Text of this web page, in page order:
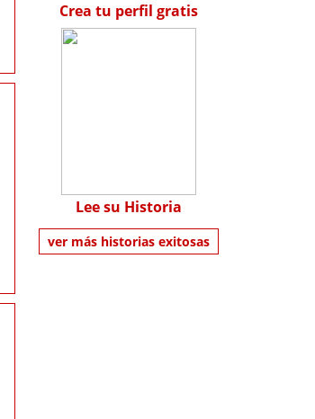
Crea tu perfil gratis
Lee su Historia
ver más historias exitosas